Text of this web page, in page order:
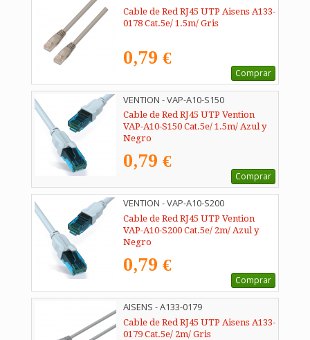
Cable de Red RJ45 UTP Aisens A133-
0178 Cat.5e/ 1.5m/ Gris
0,79 €
Comprar
VENTION - VAP-A10-S150
Cable de Red RJ45 UTP Vention
VAP-A10-S150 Cat.5e/ 1.5m/ Azul y
Negro
0,79 €
Comprar
VENTION - VAP-A10-S200
Cable de Red RJ45 UTP Vention
VAP-A10-S200 Cat.5e/ 2m/ Azul y
Negro
0,79 €
Comprar
AISENS - A133-0179
Cable de Red RJ45 UTP Aisens A133-
0179 Cat.5e/ 2m/ Gris